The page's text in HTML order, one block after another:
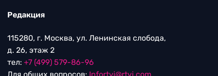
Редакция
115280, г. Москва, ул. Ленинская слобода,
д. 26, этаж 2
тел: +7 (499) 579-86-96